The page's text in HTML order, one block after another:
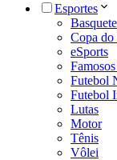
Esportes
Basquete
Copa
eSports
Futebol
Futebol
Lutas
Motor
Tênis
Vôlei